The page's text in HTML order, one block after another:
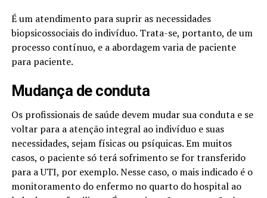
É um atendimento para suprir as necessidades
biopsicossociais do indivíduo. Trata-se, portanto, de um
processo contínuo, e a abordagem varia de paciente
para paciente.
Mudança de conduta
Os profissionais de saúde devem mudar sua conduta e se
voltar para a atenção integral ao indivíduo e suas
necessidades, sejam físicas ou psíquicas. Em muitos
casos, o paciente só terá sofrimento se for transferido
para a UTI, por exemplo. Nesse caso, o mais indicado é o
monitoramento do enfermo no quarto do hospital ao